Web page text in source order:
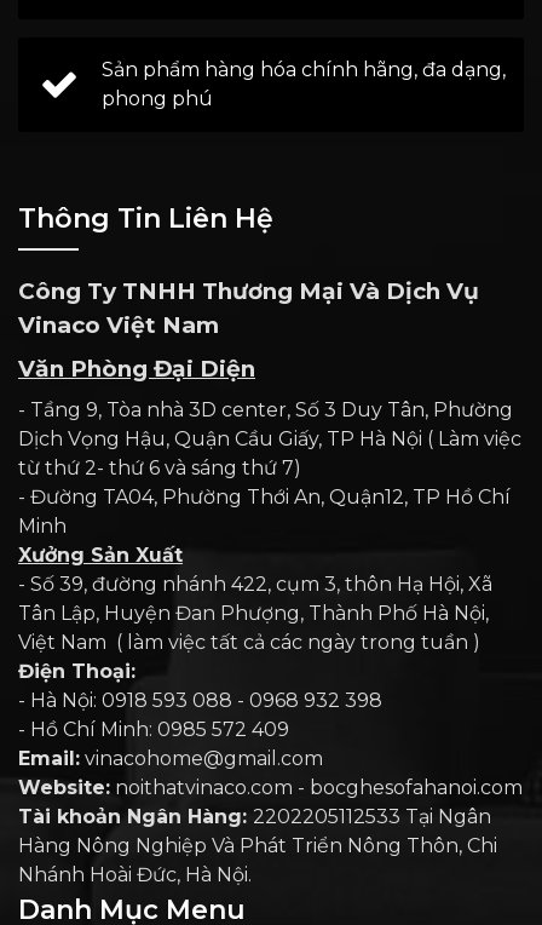
Sản phẩm hàng hóa chính hãng, đa dạng,
phong phú
Thông Tin Liên Hệ
Công Ty TNHH Thương Mại Và Dịch Vụ
Vinaco Việt Nam
Văn Phòng Đại Diện
- Tầng 9, Tòa nhà 3D center, Số 3 Duy Tân, Phường
Dịch Vọng Hậu, Quận Cầu Giấy, TP Hà Nội ( Làm việc
từ thứ 2- thứ 6 và sáng thứ 7)
- Đường TA04, Phường Thới An, Quận12, TP Hồ Chí
Minh
Xưởng Sản Xuất
- Số 39, đường nhánh 422, cụm 3, thôn Hạ Hội, Xã
Tân Lập, Huyện Đan Phượng, Thành Phố Hà Nội,
Việt Nam ( làm việc tất cả các ngày trong tuần )
Điện Thoại:
- Hà Nội: 0918 593 088 - 0968 932 398
- Hồ Chí Minh: 0985 572 409
Email: vinacohome@gmail.com
Website: noithatvinaco.com - bocghesofahanoi.com
Tài khoản Ngân Hàng: 2202205112533 Tại Ngân
Hàng Nông Nghiệp Và Phát Triển Nông Thôn, Chi
Nhánh Hoài Đức, Hà Nội.
Danh Mục Menu